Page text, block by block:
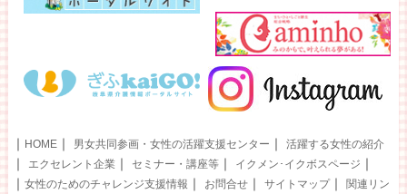
｜ HOME ｜ 男女共同参画・女性の活躍支援センター ｜ 活躍する女性の紹介
｜ エクセレント企業 ｜ セミナー・講座等 ｜ イクメン･イクボスページ ｜
｜女性のためのチャレンジ支援情報 ｜ お問合せ ｜ サイトマップ｜
関連リン